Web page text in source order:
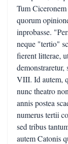
Tum
quorum
inprobasse.
neque "tertio"
fierent litterae,
VIII. Id autem,
nunc theatro
annis postea
numerus tertii
sed tribus
autem Catonis